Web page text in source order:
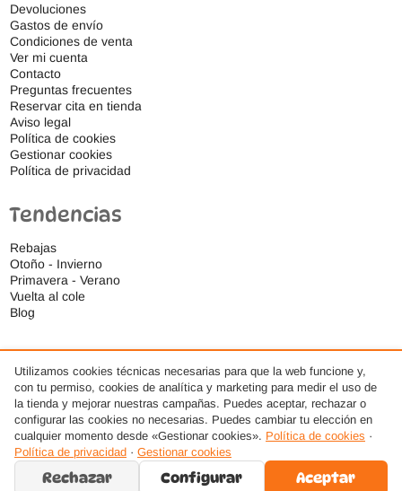
Devoluciones
Gastos de envío
Condiciones de venta
Ver mi cuenta
Contacto
Preguntas frecuentes
Reservar cita en tienda
Aviso legal
Política de cookies
Gestionar cookies
Política de privacidad
Tendencias
Rebajas
Otoño - Invierno
Primavera - Verano
Vuelta al cole
Blog
© 2026 Ideas Respetuosas S.L., Todos los derechos reservados. · Diseño web por
Utilizamos cookies técnicas necesarias para que la web funcione y,
con tu permiso, cookies de analítica y marketing para medir el uso de
la tienda y mejorar nuestras campañas. Puedes aceptar, rechazar o
configurar las cookies no necesarias. Puedes cambiar tu elección en
cualquier momento desde «Gestionar cookies». Política de cookies ·
Política de privacidad · Gestionar cookies
Rechazar Configurar Aceptar